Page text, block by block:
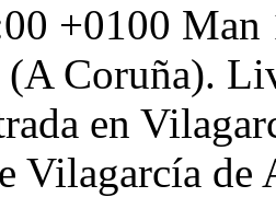
+0100 Man
(A Coruña).
en
Vilagarcía de